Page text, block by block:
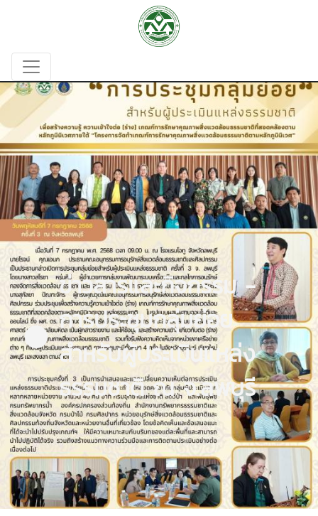
ข่าวสารและกิจกรรม -
การประชุมกลุ่มย่อย
สำหรับผู้ประเมินแหล่ง
ธรรมชาติ ณ จ.ลพบุรี